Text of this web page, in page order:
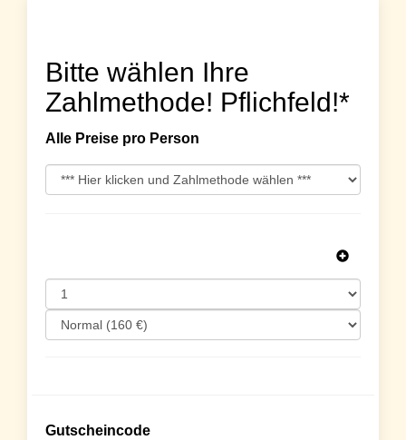
Bitte wählen Ihre
Zahlmethode! Pflichfeld!*
Alle Preise pro Person
Gutscheincode